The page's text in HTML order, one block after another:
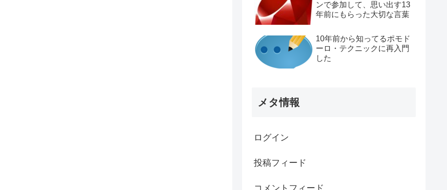
ンで参加して、思い出す13
年前にもらった大切な言葉
10年前から知ってるポモド
ーロ・テクニックに再入門
した
メタ情報
ログイン
投稿フィード